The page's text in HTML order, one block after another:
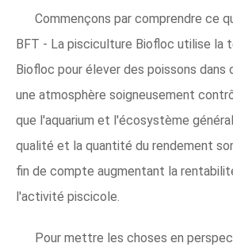
Commençons par comprendre ce
BFT - La pisciculture Biofloc utilise la
Biofloc pour élever des poissons dans
une atmosphère soigneusement
que l'aquarium et l'écosystème
qualité et la quantité du rendement
fin de compte augmentant la
l'activité piscicole.
Pour mettre les choses en